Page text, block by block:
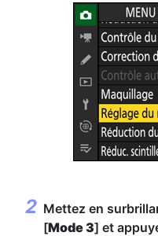
Mettez en
[Mode 3] et